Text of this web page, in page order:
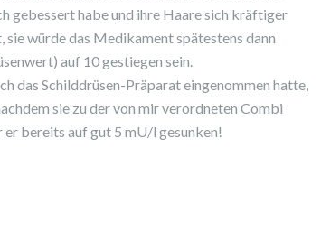
gebessert habe und ihre Haare sich kräftiger
würde das Medikament spätestens dann
auf 10 gestiegen sein.
das Schilddrüsen-Präparat eingenommen hatte,
sie zu der von mir verordneten Combi
bereits auf gut 5 mU/l gesunken!